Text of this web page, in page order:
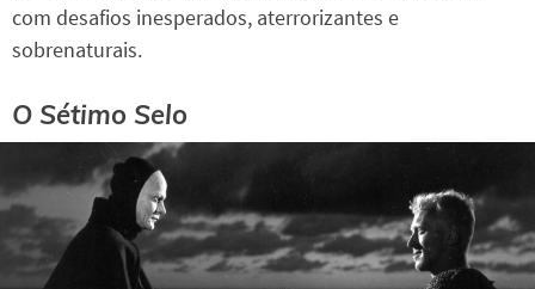
com desafios inesperados, aterrorizantes e
sobrenaturais.
O Sétimo Selo